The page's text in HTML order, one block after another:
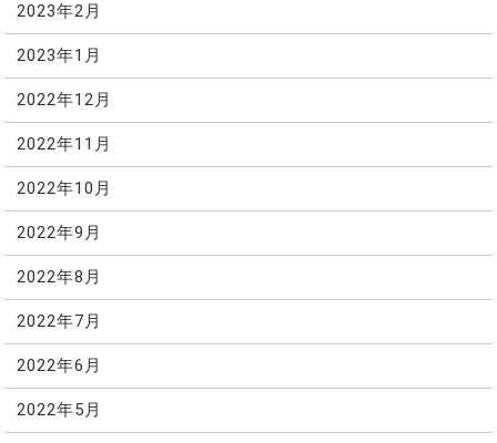
2023年2月
2023年1月
2022年12月
2022年11月
2022年10月
2022年9月
2022年8月
2022年7月
2022年6月
2022年5月